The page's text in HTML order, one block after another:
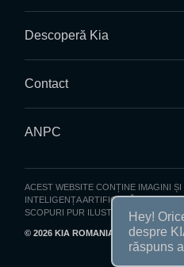
Descoperă Kia
Contact
ANPC
ACEST WEBSITE CONȚINE IMAGINI
INTELIGENȚA ARTIFICIALĂ (AI).
SCOPURI PUR ILUSTRATIVE
© 2026 KIA ROMANIA - TOATE